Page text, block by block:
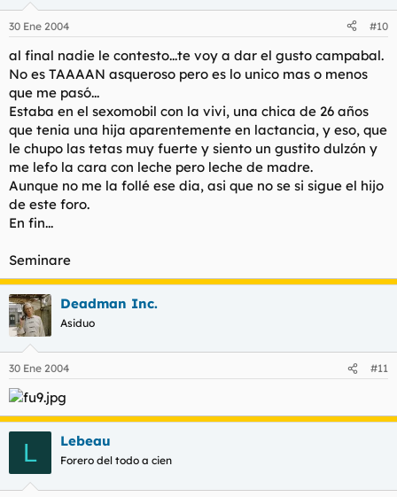
30 Ene 2004 #10
al final nadie le contesto...te voy a dar el gusto campabal.
No es TAAAAN asqueroso pero es lo unico mas o menos
que me pasó...
Estaba en el sexomobil con la vivi, una chica de 26 años
que tenia una hija aparentemente en lactancia, y eso, que
le chupo las tetas muy fuerte y siento un gustito dulzón y
me lefo la cara con leche pero leche de madre.
Aunque no me la follé ese dia, asi que no se si sigue el hijo
de este foro.
En fin...
Seminare
Deadman Inc.
Asiduo
30 Ene 2004 #11
L Lebeau
Forero del todo a cien